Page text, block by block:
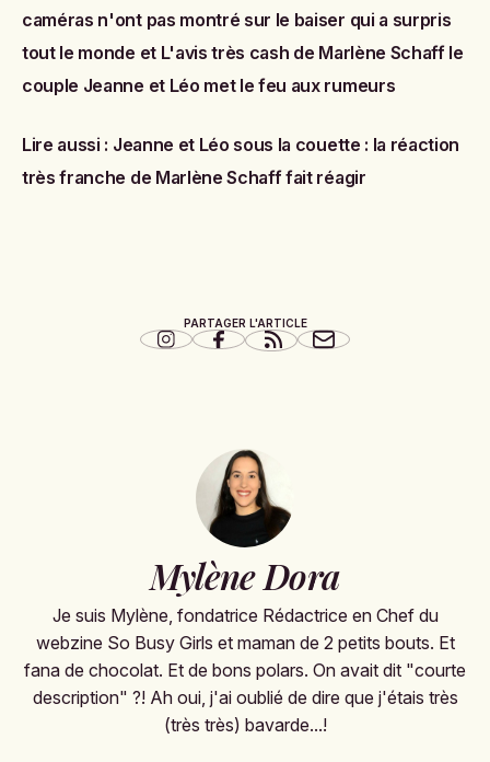
caméras n'ont pas montré sur le baiser qui a surpris
tout le monde et L'avis très cash de Marlène Schaff le
couple Jeanne et Léo met le feu aux rumeurs
Lire aussi : Jeanne et Léo sous la couette : la réaction
très franche de Marlène Schaff fait réagir
PARTAGER L'ARTICLE
Mylène Dora
Je suis Mylène, fondatrice Rédactrice en Chef du
webzine So Busy Girls et maman de 2 petits bouts. Et
fana de chocolat. Et de bons polars. On avait dit "courte
description" ?! Ah oui, j'ai oublié de dire que j'étais très
(très très) bavarde...!